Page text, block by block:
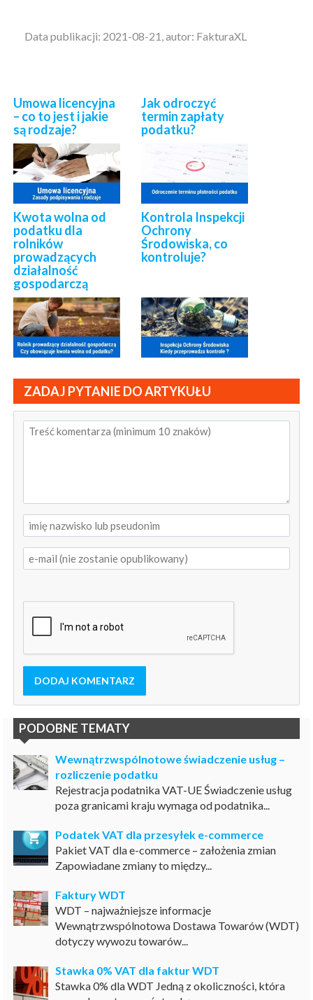
Data publikacji: 2021-08-21, autor: FakturaXL
Umowa licencyjna
– co to jest i jakie
są rodzaje?
Jak odroczyć
termin zapłaty
podatku?
Kwota wolna od
podatku dla
rolników
prowadzących
działalność
gospodarczą
Kontrola Inspekcji
Ochrony
Środowiska, co
kontroluje?
ZADAJ PYTANIE DO ARTYKUŁU
DODAJ KOMENTARZ
PODOBNE TEMATY
Wewnątrzwspólnotowe świadczenie usług –
rozliczenie podatku
Rejestracja podatnika VAT-UE Świadczenie usług
poza granicami kraju wymaga od podatnika...
Podatek VAT dla przesyłek e-commerce
Pakiet VAT dla e-commerce – założenia zmian
Zapowiadane zmiany to między...
Faktury WDT
WDT – najważniejsze informacje
Wewnątrzwspólnotowa Dostawa Towarów (WDT)
dotyczy wywozu towarów...
Stawka 0% VAT dla faktur WDT
Stawka 0% dla WDT Jedną z okoliczności, która